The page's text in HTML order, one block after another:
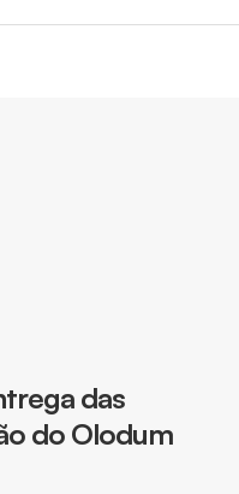
das
do Olodum